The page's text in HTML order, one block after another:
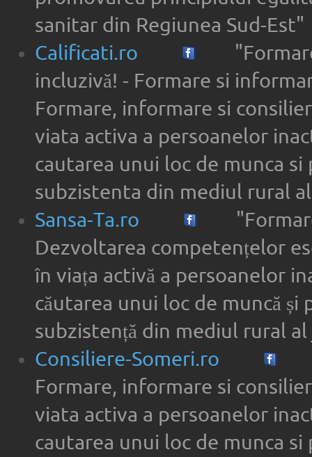
sanitar din Regiunea Sud-Est"
Calificati.ro
incluzivă! - Formare si
Formare, informare si
viata activa a persoanelor
cautarea unui loc de munca
subzistenta din mediul rural
Sansa-Ta.ro
Dezvoltarea competențelor
în viața activă a persoanelor
căutarea unui loc de muncă
subzistență din mediul rural
Consiliere-Someri.ro
Formare, informare si
viata activa a persoanelor
cautarea unui loc de munca